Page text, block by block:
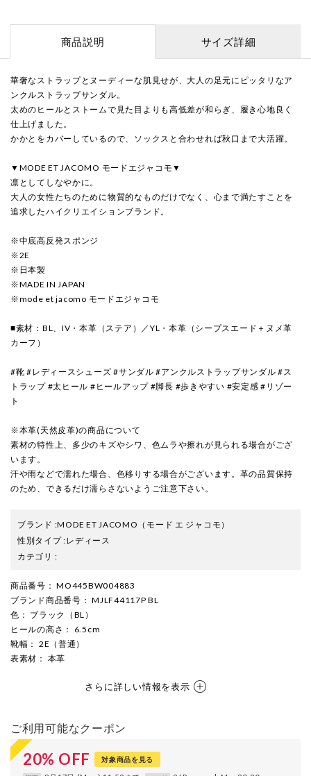
商品説明 サイズ詳細
華奢なストラップとヌーディーな肌見せが、大人の足元にピッタリなア
ンクルストラップサンダル。
太めのヒールとストームで見た目よりも高低差が和らぎ、履き心地良く
仕上げました。
かかとをカバーしているので、ソックスと合わせれば秋口まで大活躍。
▼MODE ET JACOMO モードエジャコモ▼
凛としてしなやかに。
大人の女性たちのために物質的なものだけでなく、心まで満たすことを
追求したハイクリエイションブランド。
※中底高反発スポンジ
※2E
※日本製
※MADE IN JAPAN
※mode et jacomo モードエジャコモ
■素材：BL、IV・本革（ステア）／YL・本革（シープスエード＋ヌメ革
カーフ）
#靴 #レディースシューズ #サンダル #アンクルストラップサンダル #ス
トラップ #太ヒール #ヒールアップ #脚長 #歩きやすい #安定感 #リゾー
ト
※本革(天然皮革)の商品について
素材の特性上、多少のキズやシワ、色ムラや擦れが見られる場合がござ
います。
汗や雨などで濡れた場合、色移りする場合がございます。革の品質保持
のため、できるだけ濡らさないようご注意下さい。
ブランド :MODE ET JACOMO （モード エ ジャコモ）
性別タイプ:レディース
カテゴリ :
商品番号 ： MO445BW004883
ブランド商品番号 ： MJLF44117P BL
色 ： ブラック（BL）
ヒールの高さ ： 6.5cm
靴幅 ： 2E（普通）
表素材 ： 本革
さらに詳しい情報を表示
ご利用可能なクーポン
20% OFF 対象商品を見る